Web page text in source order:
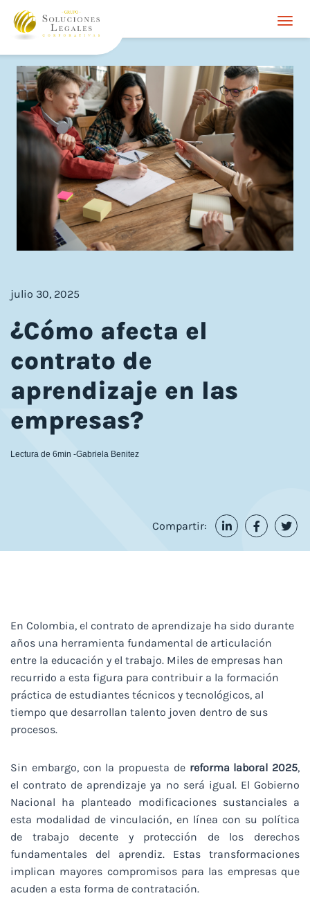
julio 30, 2025
¿Cómo afecta el
contrato de
aprendizaje en las
empresas?
Gabriela Benitez
Lectura de 6min -
Compartir:
En Colombia, el contrato de aprendizaje ha sido durante
años una herramienta fundamental de articulación
entre la educación y el trabajo. Miles de empresas han
recurrido a esta figura para contribuir a la formación
práctica de estudiantes técnicos y tecnológicos, al
tiempo que desarrollan talento joven dentro de sus
procesos.
Sin embargo, con la propuesta de reforma laboral 2025,
el contrato de aprendizaje ya no será igual. El Gobierno
Nacional ha planteado modificaciones sustanciales a
esta modalidad de vinculación, en línea con su política
de trabajo decente y protección de los derechos
fundamentales del aprendiz. Estas transformaciones
implican mayores compromisos para las empresas que
acuden a esta forma de contratación.